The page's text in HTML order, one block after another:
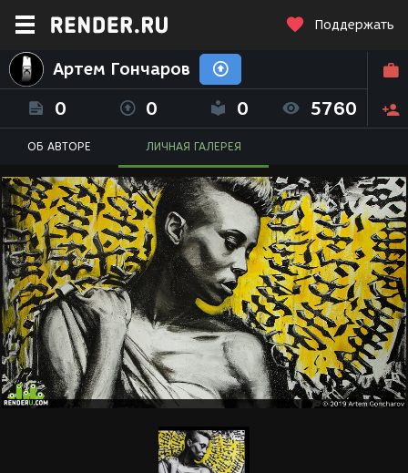
Поддержать
Артем Гончаров
0 0 0 5760
ОБ АВТОРЕ ЛИЧНАЯ ГАЛЕРЕЯ